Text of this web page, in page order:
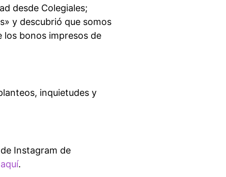
desde Colegiales;
y descubrió que somos
los bonos impresos de
inquietudes y
Instagram de
.